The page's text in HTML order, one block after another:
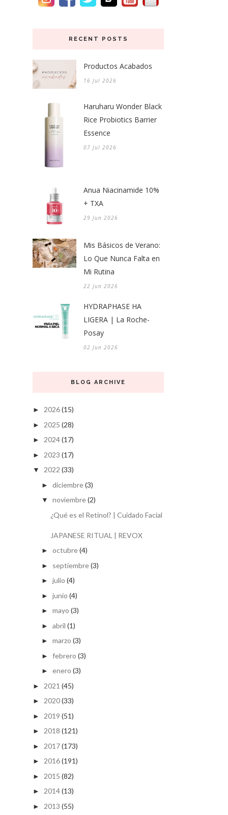
RECENT POSTS
Productos Acabados
16 Jul 2026
Haruharu Wonder Black
Rice Probiotics Barrier
Essence
07 Jul 2026
Anua Niacinamide 10%
+ TXA
29 Jun 2026
Mis Básicos de Verano:
Lo Que Nunca Falta en
Mi Rutina
22 Jun 2026
HYDRAPHASE HA
LIGERA | La Roche-
Posay
02 Jun 2026
BLOG ARCHIVE
► 2026(15)
► 2025 (28)
► 2024(17)
► 2023 (17)
▼ 2022 (33)
► diciembre(3)
▼ noviembre(2)
¿Qué es el Retinol? | Cuidado Facial
JAPANESE RITUAL | REVOX
► octubre(4)
► septiembre(3)
► julio (4)
► junio (4)
► mayo (3)
► abril (1)
► marzo (3)
► febrero (3)
► enero (3)
► 2021 (45)
► 2020(33)
► 2019 (51)
► 2018 (121)
► 2017(173)
► 2016(191)
► 2015 (82)
► 2014(13)
► 2013 (55)